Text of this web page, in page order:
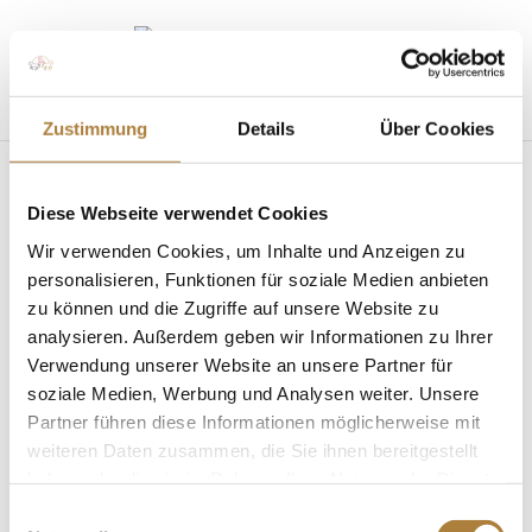
Zustimmung Details Über Cookies
Diese Webseite verwendet Cookies
Wir verwenden Cookies, um Inhalte und Anzeigen zu
personalisieren, Funktionen für soziale Medien anbieten
zu können und die Zugriffe auf unsere Website zu
analysieren. Außerdem geben wir Informationen zu Ihrer
Verwendung unserer Website an unsere Partner für
soziale Medien, Werbung und Analysen weiter. Unsere
Partner führen diese Informationen möglicherweise mit
weiteren Daten zusammen, die Sie ihnen bereitgestellt
Seite wählen
Deutschlands U25 Springpokal: Drei Finalisten
in den Bundeskader berufen
vonInsa Strothmann|23. Januar 2020 |
Deutschlands U25 Springpokal,News
Philipp Schulze Topphoff, Justine Tebbel und Cedric
Wolf neu dabei Warendorf. Philipp Schulze Topphoff